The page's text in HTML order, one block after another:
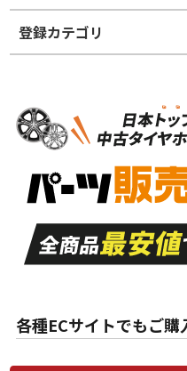
ホイールランク
S
品）
A
走行距離も少なく、
目立つ傷もほとんど
ない中古品
な中古品
使用感や傷があり、
登録カテゴリ
スタッドレスタイヤホイール
各種ECサイトでもご購